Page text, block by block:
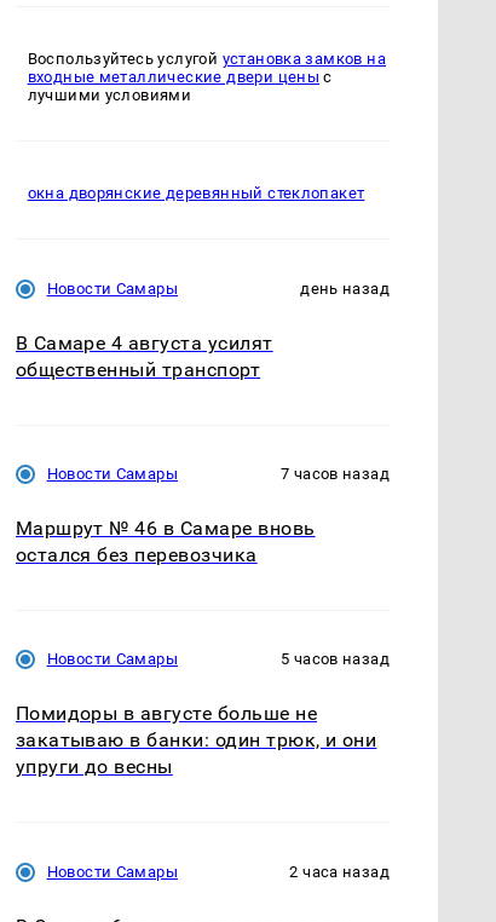
СМИ: В Химках на
Воспользуйтесь услугой установка замков на
входные металлические двери цены с
лучшими условиями
окна дворянские деревянный стеклопакет
Новости Самары день назад
В Самаре 4 августа усилят
общественный транспорт
Новости Самары 7 часов назад
Маршрут № 46 в Самаре вновь
остался без перевозчика
Новости Самары 5 часов назад
Помидоры в августе больше не
закатываю в банки: один трюк, и они
упруги до весны
Новости Самары 2 часа назад